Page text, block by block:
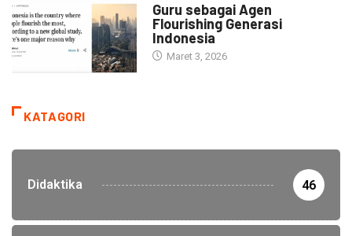
Guru sebagai Agen
Flourishing Generasi
Indonesia
Maret 3, 2026
KATAGORI
Didaktika 46